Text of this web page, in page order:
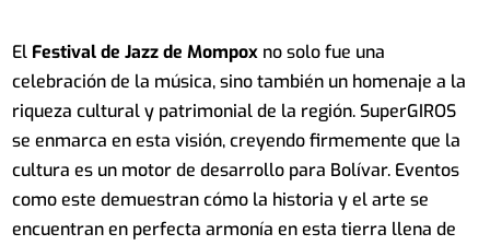
El Festival de Jazz de Mompox no solo fue una
celebración de la música, sino también un homenaje a la
riqueza cultural y patrimonial de la región. SuperGIROS
se enmarca en esta visión, creyendo firmemente que la
cultura es un motor de desarrollo para Bolívar. Eventos
como este demuestran cómo la historia y el arte se
encuentran en perfecta armonía en esta tierra llena de